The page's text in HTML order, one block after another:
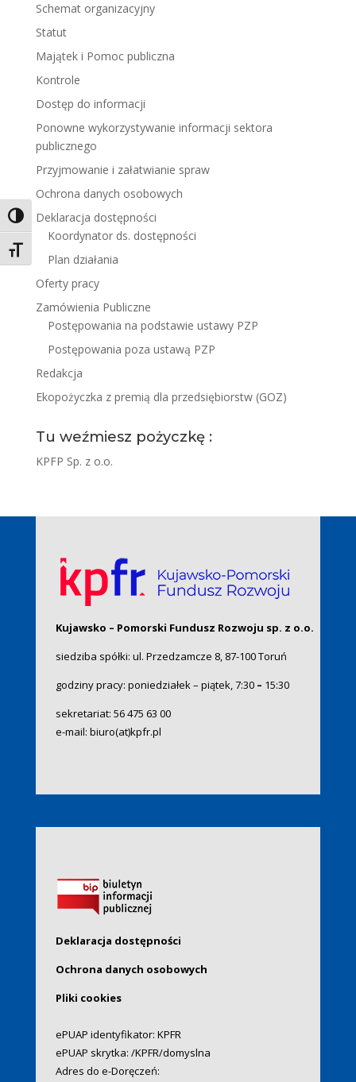
Toggle High Contrast
Toggle Font size
Schemat organizacyjny
Statut
Majątek i Pomoc publiczna
Kontrole
Dostęp do informacji
Ponowne wykorzystywanie informacji sektora
publicznego
Przyjmowanie i załatwianie spraw
Ochrona danych osobowych
Deklaracja dostępności
Koordynator ds. dostępności
Plan działania
Oferty pracy
Zamówienia Publiczne
Postępowania na podstawie ustawy PZP
Postępowania poza ustawą PZP
Redakcja
Ekopożyczka z premią dla przedsiębiorstw (GOZ)
Tu weźmiesz pożyczkę :
KPFP Sp. z o.o.
Kujawsko – Pomorski Fundusz Rozwoju sp. z o.o.
siedziba spółki: ul. Przedzamcze 8, 87-100 Toruń
godziny pracy: poniedziałek – piątek, 7:30– 15:30
sekretariat: 56 475 63 00
e-mail: biuro(at)kpfr.pl
Deklaracja dostępności
Ochrona danych osobowych
Pliki cookies
ePUAP identyfikator: KPFR
ePUAP skrytka: /KPFR/domyslna
Adres do e-Doręczeń: